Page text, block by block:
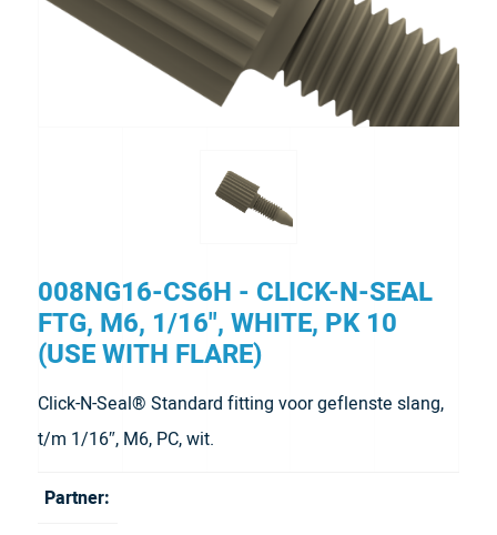
008NG16-CS6H - CLICK-N-SEAL
FTG, M6, 1/16", WHITE, PK 10
(USE WITH FLARE)
Click-N-Seal® Standard fitting voor geflenste slang,
t/m 1/16″, M6, PC, wit.
Partner: